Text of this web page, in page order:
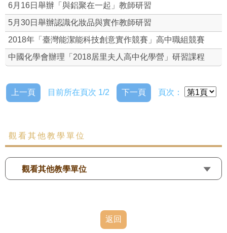
6月16日舉辦「與鋁聚在一起」教師研習
5月30日舉辦認識化妝品與實作教師研習
2018年「臺灣能潔能科技創意實作競賽」高中職組競賽
中國化學會辦理「2018居里夫人高中化學營」研習課程
上一頁 目前所在頁次 1/2 下一頁 頁次：
觀看其他教學單位
觀看其他教學單位
返回